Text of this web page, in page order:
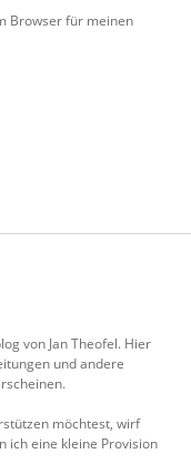
Browser für meinen
von Jan Theofel. Hier
und andere
möchtest, wirf
ich eine kleine Provision